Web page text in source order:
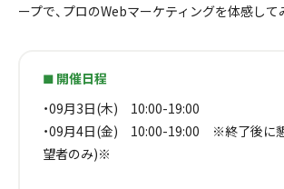
ープで、プロのWebマーケティングを体感して
🟩 開催日程
・09月3日(木) 10:00-19:00
・09月4日(金) 10:00-19:00 ※終了後に
望者のみ)※